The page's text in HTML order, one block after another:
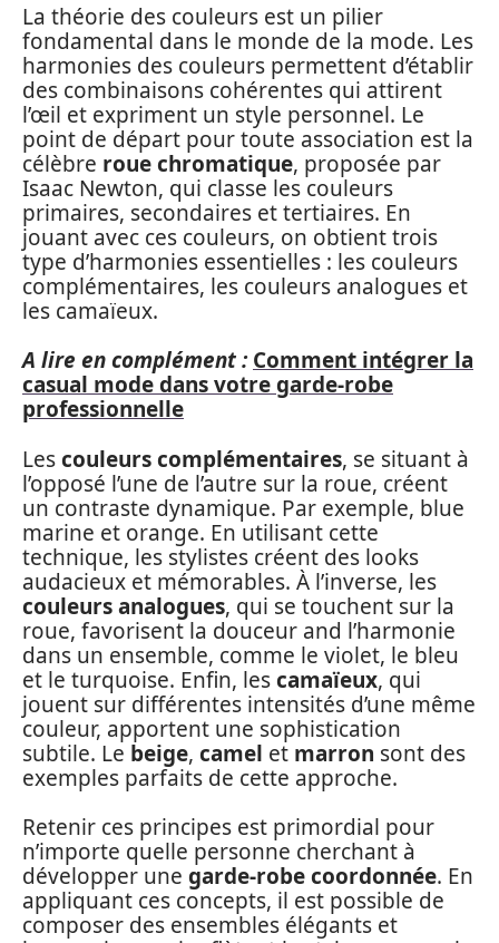
La théorie des couleurs est un pilier
fondamental dans le monde de la mode. Les
harmonies des couleurs permettent d’établir
des combinaisons cohérentes qui attirent
l’œil et expriment un style personnel. Le
point de départ pour toute association est la
célèbre roue chromatique, proposée par
Isaac Newton, qui classe les couleurs
primaires, secondaires et tertiaires. En
jouant avec ces couleurs, on obtient trois
type d’harmonies essentielles : les couleurs
complémentaires, les couleurs analogues et
les camaïeux.
A lire en complément : Comment intégrer la
casual mode dans votre garde-robe
professionnelle
Lescouleurs complémentaires, se situant à
l’opposé l’une de l’autre sur la roue, créent
un contraste dynamique. Par exemple, blue
marine et orange. En utilisant cette
technique, les stylistes créent des looks
audacieux et mémorables. À l’inverse, les
couleurs analogues, qui se touchent sur la
roue, favorisent la douceur and l’harmonie
dans un ensemble, comme le violet, le bleu
et le turquoise. Enfin, lescamaïeux, qui
jouent sur différentes intensités d’une même
couleur, apportent une sophistication
subtile. Le beige, camel et marron sont des
exemples parfaits de cette approche.
Retenir ces principes est primordial pour
n’importe quelle personne cherchant à
développer une garde-robe coordonnée. En
appliquant ces concepts, il est possible de
composer des ensembles élégants et